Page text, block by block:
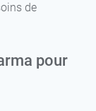
de
pour